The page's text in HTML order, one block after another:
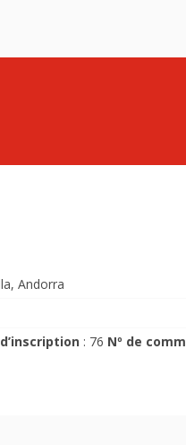
Andorra
d’inscription : 76 Nº de